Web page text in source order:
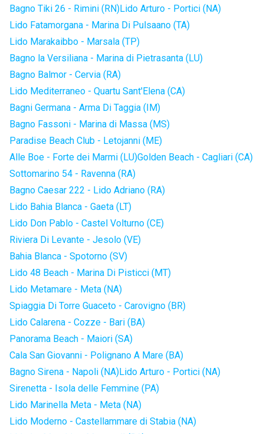
Bagno Tiki 26 - Rimini (RN)Lido Arturo - Portici (NA)
Lido Fatamorgana - Marina Di Pulsaano (TA)
Lido Marakaibbo - Marsala (TP)
Bagno la Versiliana - Marina di Pietrasanta (LU)
Bagno Balmor - Cervia (RA)
Lido Mediterraneo - Quartu Sant'Elena (CA)
Bagni Germana - Arma Di Taggia (IM)
Bagno Fassoni - Marina di Massa (MS)
Paradise Beach Club - Letojanni (ME)
Alle Boe - Forte dei Marmi (LU)Golden Beach - Cagliari (CA)
Sottomarino 54 - Ravenna (RA)
Bagno Caesar 222 - Lido Adriano (RA)
Lido Bahia Blanca - Gaeta (LT)
Lido Don Pablo - Castel Volturno (CE)
Riviera Di Levante - Jesolo (VE)
Bahia Blanca - Spotorno (SV)
Lido 48 Beach - Marina Di Pisticci (MT)
Lido Metamare - Meta (NA)
Spiaggia Di Torre Guaceto - Carovigno (BR)
Lido Calarena - Cozze - Bari (BA)
Panorama Beach - Maiori (SA)
Cala San Giovanni - Polignano A Mare (BA)
Bagno Sirena - Napoli (NA)Lido Arturo - Portici (NA)
Sirenetta - Isola delle Femmine (PA)
Lido Marinella Meta - Meta (NA)
Lido Moderno - Castellammare di Stabia (NA)